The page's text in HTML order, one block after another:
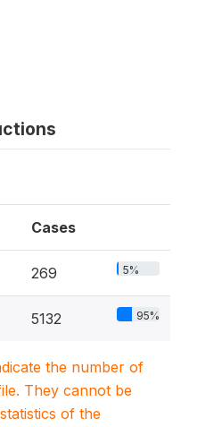
Cases
269 5%
5132 95%
the number of
They cannot be
of the